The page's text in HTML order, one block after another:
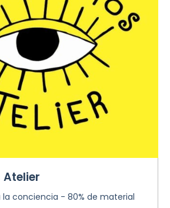
Atelier
la conciencia - 80% de material